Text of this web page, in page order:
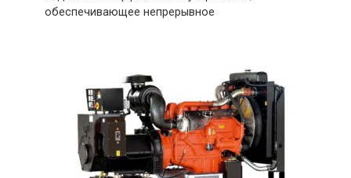
обеспечивающее непрерывное